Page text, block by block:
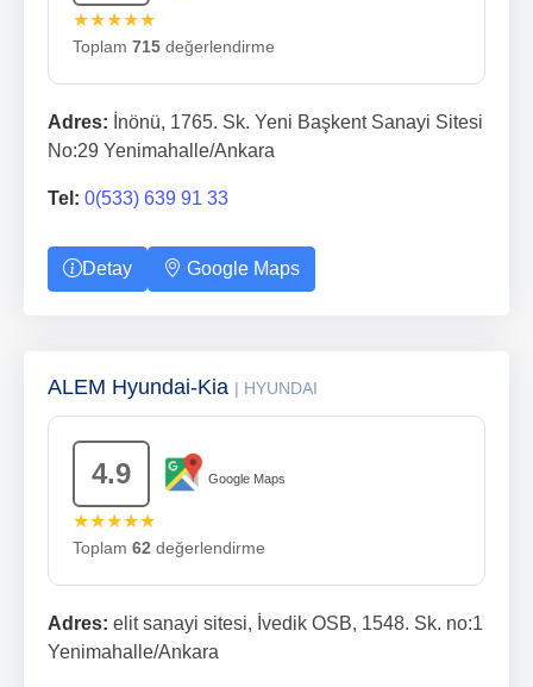
★★★★★
Toplam 715 değerlendirme
Adres: İnönü, 1765. Sk. Yeni Başkent Sanayi Sitesi
No:29 Yenimahalle/Ankara
Tel: 0(533) 639 91 33
Detay Google Maps
ALEM Hyundai-Kia | HYUNDAI
4.9 Google Maps
★★★★★
Toplam 62 değerlendirme
Adres: elit sanayi sitesi, İvedik OSB, 1548. Sk. no:1
Yenimahalle/Ankara